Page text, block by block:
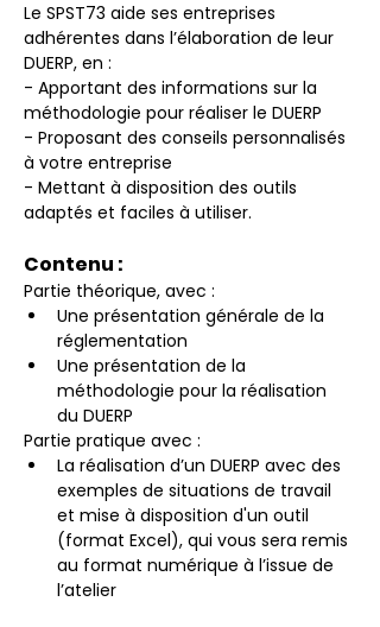
Le SPST73 aide ses entreprises
adhérentes dans l’élaboration de leur
DUERP, en :
- Apportant des informations sur la
méthodologie pour réaliser le DUERP
- Proposant des conseils personnalisés
à votre entreprise
- Mettant à disposition des outils
adaptés et faciles à utiliser.
Contenu :
Partie théorique, avec :
Une présentation générale de la
réglementation
Une présentation de la
méthodologie pour la réalisation
du DUERP
Partie pratique avec :
La réalisation d’un DUERP avec des
exemples de situations de travail
et mise à disposition d'un outil
(format Excel), qui vous sera remis
au format numérique à l’issue de
l’atelier